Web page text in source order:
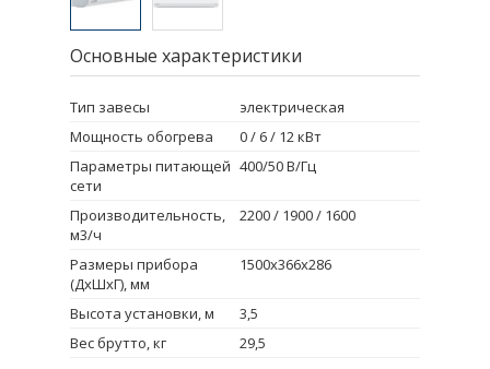
Основные характеристики
Тип завесы
электрическая
Мощность обогрева
0 / 6 / 12 кВт
Параметры питающей
сети
400/50 В/Гц
Производительность,
м3/ч
2200 / 1900 / 1600
Размеры прибора
(ДxШxГ), мм
1500х366х286
Высота установки, м
3,5
Вес брутто, кг
29,5